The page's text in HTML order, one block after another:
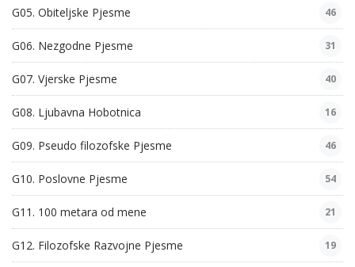
G05. Obiteljske Pjesme 46
G06. Nezgodne Pjesme 31
G07. Vjerske Pjesme 40
G08. Ljubavna Hobotnica 16
G09. Pseudo filozofske Pjesme 46
G10. Poslovne Pjesme 54
G11. 100 metara od mene 21
G12. Filozofske Razvojne Pjesme 19